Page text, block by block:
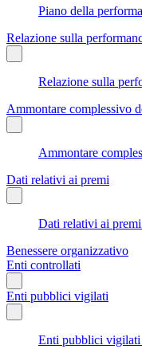
Piano della
Relazione sulla
Relazione sulla
Ammontare complessivo
Ammontare
Dati relativi ai premi
Dati relativi ai
Benessere organizzativo
Enti controllati
Enti pubblici vigilati
Enti pubblici vigilati